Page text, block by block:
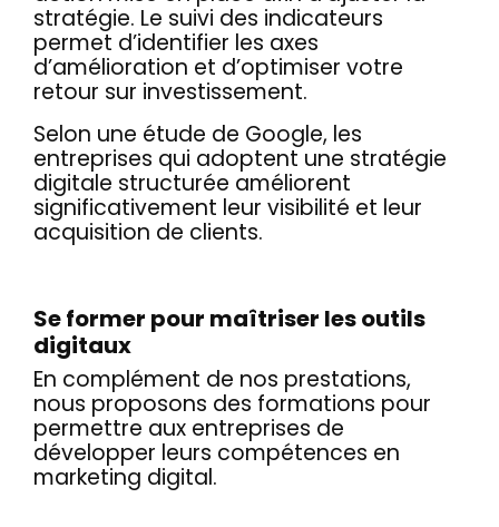
stratégie. Le suivi des indicateurs
permet d’identifier les axes
d’amélioration et d’optimiser votre
retour sur investissement.
Selon une étude de Google, les
entreprises qui adoptent une stratégie
digitale structurée améliorent
significativement leur visibilité et leur
acquisition de clients.
Se former pour maîtriser les outils
digitaux
En complément de nos prestations,
nous proposons des formations pour
permettre aux entreprises de
développer leurs compétences en
marketing digital.